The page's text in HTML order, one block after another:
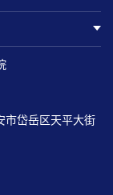
市岱岳区天平大街